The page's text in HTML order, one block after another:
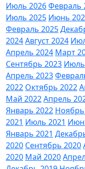
Июль 2026Февраль
Июль 2025 Июнь
Февраль 2025
2024Август 2024
Апрель 2024 Март
Сентябрь 2023
Апрель 2023
2022 Октябрь 2022
Май 2022Апрель
Январь 2022 Ноябрь
2021 Июль 2021
Январь 2021
2020 Сентябрь 2020
2020 Май 2020